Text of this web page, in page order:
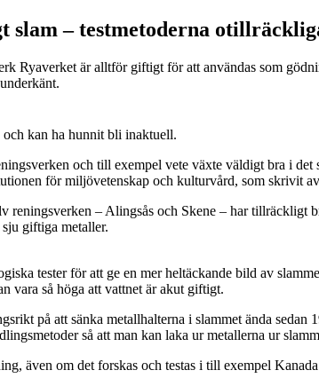
slam – testmetoderna
Ryaverket är alltför giftigt för att användas som
och kan ha hunnit bli inaktuell.
och till exempel vete växte väldigt bra i
för miljövetenskap och kulturvård, som skrivit
reningsverken – Alingsås och Skene – har
giftiga metaller.
tester för att ge en mer heltäckande bild av
vara så höga att vattnet är akut giftigt.
på att sänka metallhalterna i slammet ända
så att man kan laka ur metallerna ur
även om det forskas och testas i till exempel